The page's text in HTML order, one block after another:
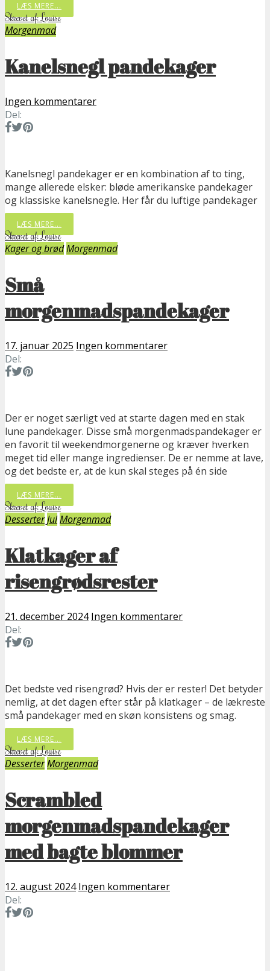
LÆS MERE...
Skrevet af: Louise
Morgenmad
Kanelsnegl pandekager
Ingen kommentarer
Del:
Kanelsnegl pandekager er en kombination af to ting,
mange allerede elsker: bløde amerikanske pandekager
og klassiske kanelsnegle. Her får du luftige pandekager
LÆS MERE...
Skrevet af: Louise
Kager og brødMorgenmad
Små
morgenmadspandekager
17. januar 2025 Ingen kommentarer
Del:
Der er noget særligt ved at starte dagen med en stak
lune pandekager. Disse små morgenmadspandekager er
en favorit til weekendmorgenerne og kræver hverken
meget tid eller mange ingredienser. De er nemme at lave,
og det bedste er, at de kun skal steges på én side
LÆS MERE...
Skrevet af: Louise
DesserterJulMorgenmad
Klatkager af
risengrødsrester
21. december 2024 Ingen kommentarer
Del:
Det bedste ved risengrød? Hvis der er rester! Det betyder
nemlig, at det dagen efter står på klatkager – de lækreste
små pandekager med en skøn konsistens og smag.
LÆS MERE...
Skrevet af: Louise
DesserterMorgenmad
Scrambled
morgenmadspandekager
med bagte blommer
12. august 2024 Ingen kommentarer
Del: